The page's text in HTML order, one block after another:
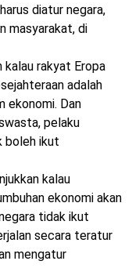
diatur negara,
masyarakat, di
kalau rakyat Eropa
adalah
ekonomi. Dan
pelaku
boleh ikut
kalau
ekonomi akan
tidak ikut
secara teratur
mengatur